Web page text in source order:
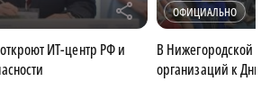
r
ИТ-центр РФ и
ОФИЦИАЛЬНО
В Нижегородской
организаций к Дню